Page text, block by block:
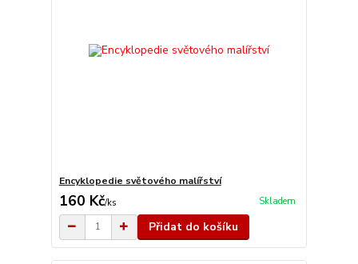
Encyklopedie světového malířství
160 Kč/ks Skladem
Přidat do košíku